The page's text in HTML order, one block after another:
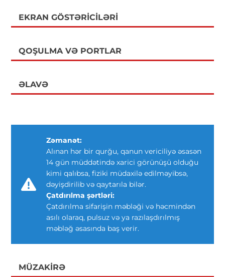
EKRAN GÖSTƏRICILƏRI
QOŞULMA VƏ PORTLAR
ƏLAVƏ
Zəmanət:
Alınan hər bir qurğu, qanun vericiliyə əsasən
14 gün müddətində xarici görünüşü olduğu
kimi qalıbsa, fiziki müdaxilə edilməyibsə,
dəyişdirilib və qaytarıla bilər.
Çatdırılma şərtləri:
Çatdırılma sifarişin məbləği və həcmindən
asılı olaraq, pulsuz və ya razılaşdırılmış
məbləğ əsasında baş verir.
MÜZAKIRƏ